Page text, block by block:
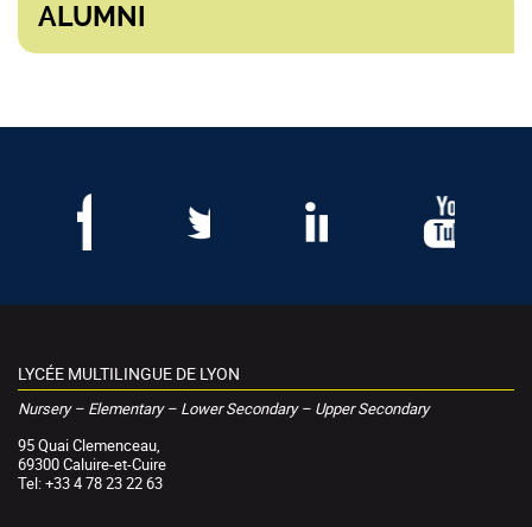
ALUMNI
LYCÉE MULTILINGUE DE LYON
Nursery – Elementary – Lower Secondary – Upper Secondary
95 Quai Clemenceau,
69300 Caluire-et-Cuire
Tel: +33 4 78 23 22 63